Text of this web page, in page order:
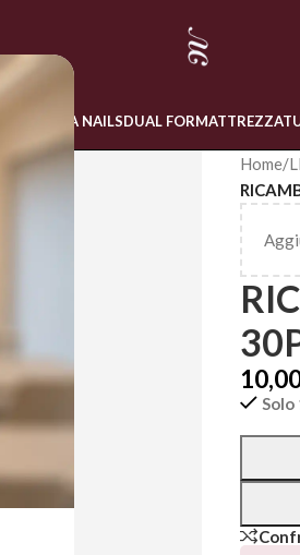
LINEA NAILSDUAL FORM
Home/
Solo